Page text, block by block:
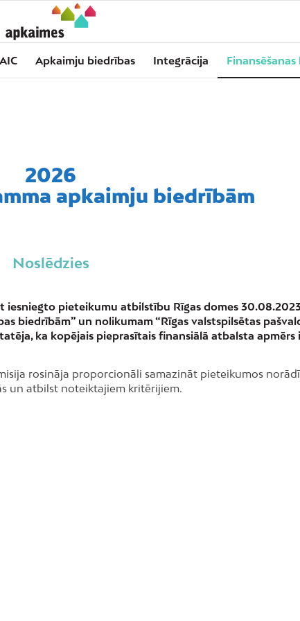
Apkaimju biedrības Integrācija
2026
apkaimju biedrībām
Noslēdzies
pieteikumu atbilstību Rīgas domes
biedrībām” un nolikumam “Rīgas valstspilsētas
ka kopējais pieprasītais finansiālā atbalsta
rosināja proporcionāli samazināt pieteikumos
un atbilst noteiktajiem kritērijiem.